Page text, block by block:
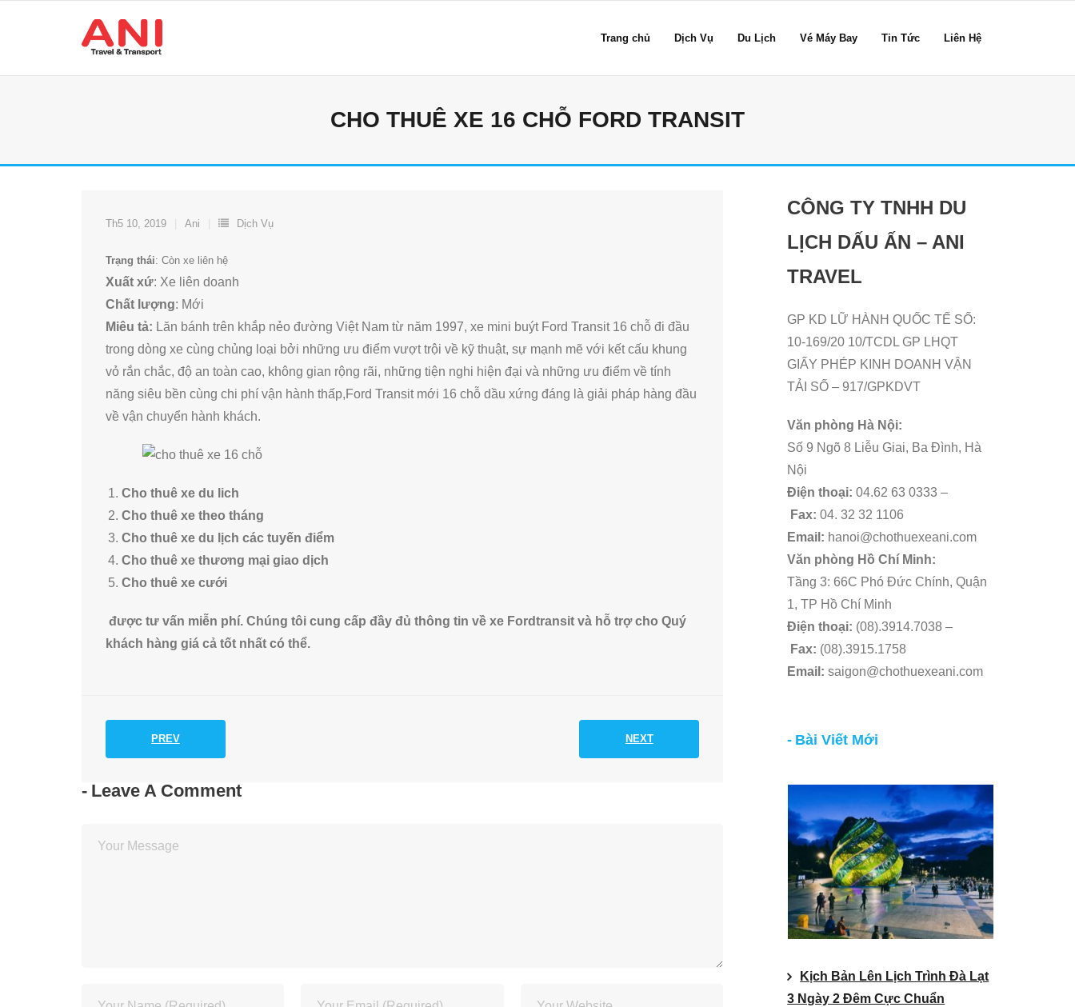
Trang chủ Dịch Vụ Du Lịch Vé Máy Bay Tin Tức Liên Hệ
CHO THUÊ XE 16 CHỖ FORD TRANSIT
Th5 10, 2019 Ani Dịch Vụ
Trạng thái: Còn xe liên hệ
Xuất xứ: Xe liên doanh
Chất lượng: Mới
Miêu tả: Lăn bánh trên khắp nẻo đường Việt Nam từ năm 1997, xe mini buýt Ford Transit 16 chỗ đi đầu
trong dòng xe cùng chủng loại bởi những ưu điểm vượt trội về kỹ thuật, sự mạnh mẽ với kết cấu khung
vỏ rắn chắc, độ an toàn cao, không gian rộng rãi, những tiện nghi hiện đại và những ưu điểm về tính
năng siêu bền cùng chi phí vận hành thấp,Ford Transit mới 16 chỗ dầu xứng đáng là giải pháp hàng đầu
về vận chuyển hành khách.
Cho thuê xe du lich
Cho thuê xe theo tháng
Cho thuê xe du lịch các tuyến điểm
Cho thuê xe thương mại giao dịch
Cho thuê xe cưới
được tư vấn miễn phí. Chúng tôi cung cấp đầy đủ thông tin về xe Fordtransit và hỗ trợ cho Quý
khách hàng giá cả tốt nhất có thể.
PREV NEXT
Leave A Comment
CÔNG TY TNHH DU
LỊCH DẤU ẤN – ANI
TRAVEL
GP KD LỮ HÀNH QUỐC TẾ SỐ:
10-169/20 10/TCDL GP LHQT
GIẤY PHÉP KINH DOANH VẬN
TẢI SỐ – 917/GPKDVT
Văn phòng Hà Nội:
Số 9 Ngõ 8 Liễu Giai, Ba Đình, Hà
Nội
Điện thoại: 04.62 63 0333 –
Fax: 04. 32 32 1106
Email: hanoi@chothuexeani.com
Văn phòng Hồ Chí Minh:
Tầng 3: 66C Phó Đức Chính, Quận
1, TP Hồ Chí Minh
Điện thoại: (08).3914.7038 –
Fax: (08).3915.1758
Email: saigon@chothuexeani.com
Bài Viết Mới
Kịch Bản Lên Lịch Trình Đà Lạt
3 Ngày 2 Đêm Cực Chuẩn